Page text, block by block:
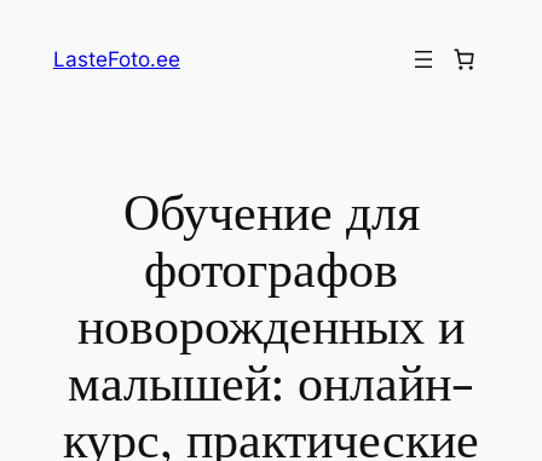
LasteFoto.ee
Обучение для
фотографов
новорожденных и
малышей: онлайн-
курс, практические